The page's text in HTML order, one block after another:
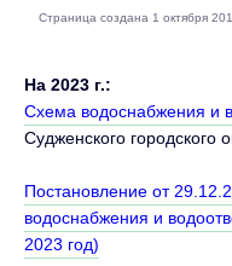
На 2023 г.:
Схема водоснабжения и
Судженского городского
Постановление от
водоснабжения и
2023 год)
Страница создана 1 октября